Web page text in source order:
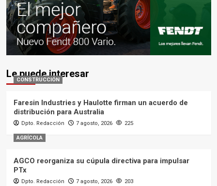
Le puede interesar
CONSTRUCCIÓN
Faresin Industries y Haulotte firman un acuerdo de
distribución para Australia
Dpto. Redacción 7 agosto, 2026 225
AGRÍCOLA
AGCO reorganiza su cúpula directiva para impulsar
PTx
Dpto. Redacción 7 agosto, 2026 203